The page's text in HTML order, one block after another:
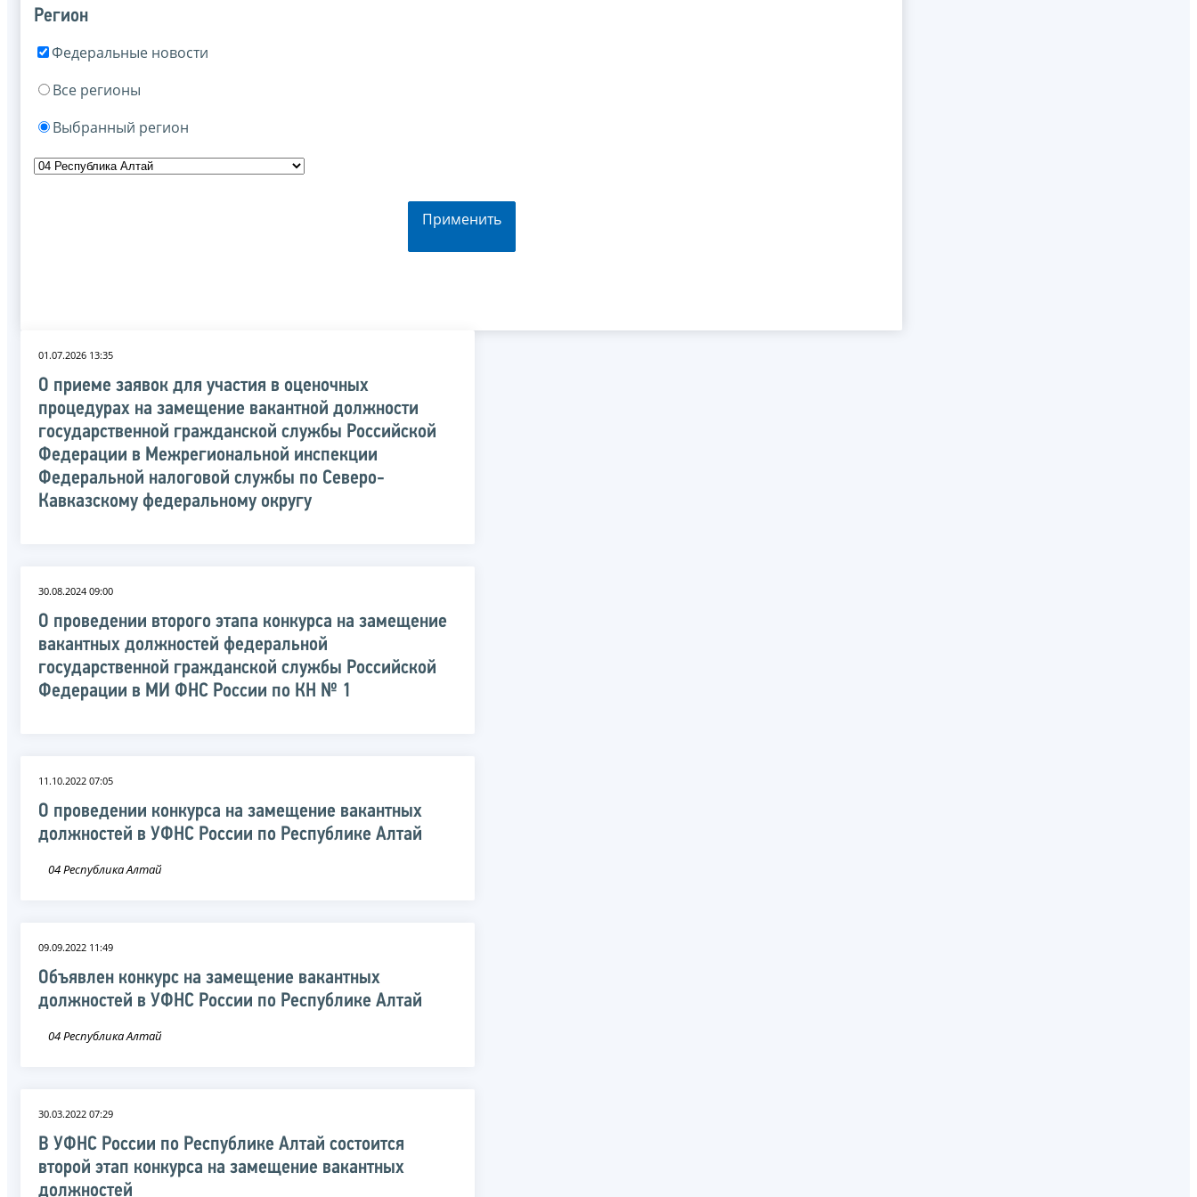
Регион
Федеральные новости
Все регионы
Выбранный регион
Применить
01.07.2026 13:35
О приеме заявок для участия в оценочных
процедурах на замещение вакантной должности
государственной гражданской службы Российской
Федерации в Межрегиональной инспекции
Федеральной налоговой службы по Северо-
Кавказскому федеральному округу
30.08.2024 09:00
О проведении второго этапа конкурса на замещение
вакантных должностей федеральной
государственной гражданской службы Российской
Федерации в МИ ФНС России по КН № 1
11.10.2022 07:05
О проведении конкурса на замещение вакантных
должностей в УФНС России по Республике Алтай
04 Республика Алтай
09.09.2022 11:49
Объявлен конкурс на замещение вакантных
должностей в УФНС России по Республике Алтай
04 Республика Алтай
30.03.2022 07:29
В УФНС России по Республике Алтай состоится
второй этап конкурса на замещение вакантных
должностей